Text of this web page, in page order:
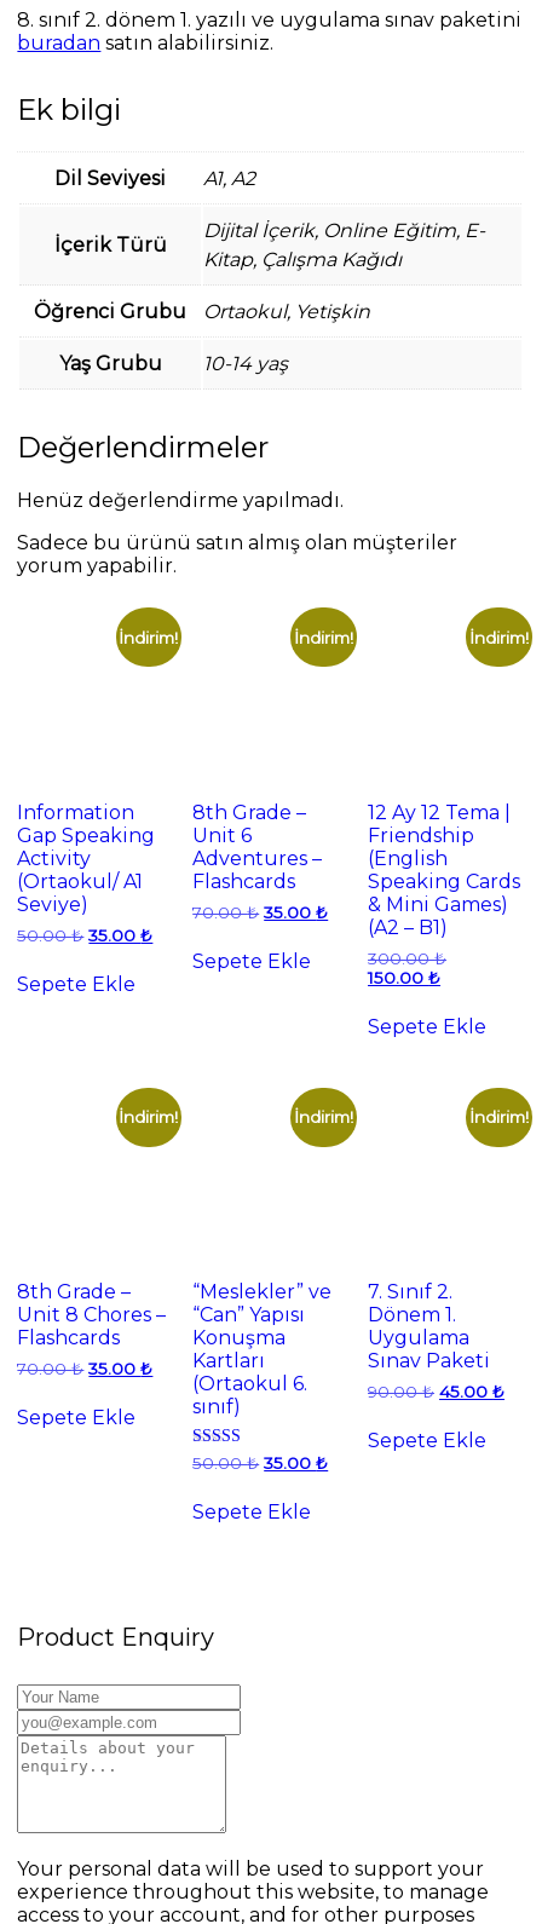
8. sınıf 2. dönem 1. yazılı ve uygulama sınav paketini
buradan satın alabilirsiniz.
Ek bilgi
Dil Seviyesi A1, A2
İçerik Türü
Dijital İçerik, Online Eğitim, E-
Kitap, Çalışma Kağıdı
Öğrenci Grubu Ortaokul, Yetişkin
Yaş Grubu 10-14 yaş
Değerlendirmeler
Henüz değerlendirme yapılmadı.
Sadece bu ürünü satın almış olan müşteriler
yorum yapabilir.
İndirim!
Information
Gap Speaking
Activity
(Ortaokul/ A1
Seviye)
50.00₺ Orijinal
50.00 ₺.
35.00₺Şu
andaki
Sepete Ekle
İndirim!
8th Grade –
Unit 6
Adventures –
Flashcards
70.00₺ Orijinal
70.00 ₺.
35.00₺Şu
andaki
35.00 ₺.
Sepete Ekle
İndirim!
12 Ay 12 Tema |
Friendship
(English
Speaking Cards
& Mini Games)
(A2 – B1)
300.00₺Orijinal
150.00₺Şu
fiyat:
150.00 ₺.
Sepete Ekle
İndirim!
8th Grade –
Unit 8 Chores –
Flashcards
70.00₺ Orijinal
70.00 ₺.
35.00₺Şu
andaki
35.00 ₺.
Sepete Ekle
İndirim!
“Meslekler” ve
“Can” Yapısı
Konuşma
Kartları
(Ortaokul 6.
sınıf)
5 üzerinden
50.00₺ Orijinal
50.00 ₺.
35.00₺Şu
Sepete Ekle
İndirim!
7. Sınıf 2.
Dönem 1.
Uygulama
Sınav Paketi
90.00₺ Orijinal
90.00 ₺.
45.00₺Şu
Sepete Ekle
Product Enquiry
Your personal data will be used to support your
experience throughout this website, to manage
access to your account, and for other purposes